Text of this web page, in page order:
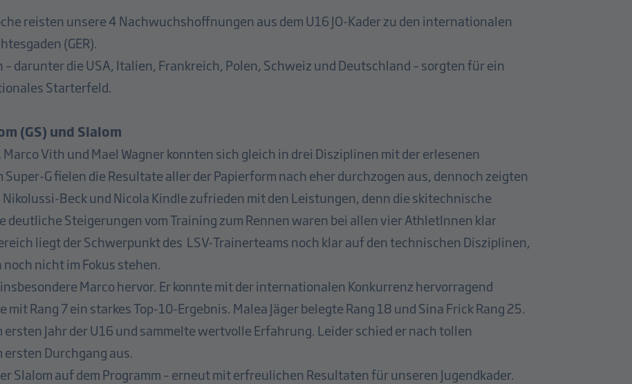
reisten unsere 4 Nachwuchshoffnungen aus dem U16 JO-Kader zu den internationalen
(GER).
darunter die USA, Italien, Frankreich, Polen, Schweiz und Deutschland – sorgten für ein
Starterfeld.
(GS) und Slalom
Marco Vith und Mael Wagner konnten sich gleich in drei Disziplinen mit der erlesenen
Super-G fielen die Resultate aller der Papierform nach eher durchzogen aus, dennoch zeigten
Beck und Nicola Kindle zufrieden mit den Leistungen, denn die skitechnische
deutliche Steigerungen vom Training zum Rennen waren bei allen vier AthletInnen klar
liegt der Schwerpunkt des LSV-Trainerteams noch klar auf den technischen Disziplinen,
nicht im Fokus stehen.
Marco hervor. Er konnte mit der internationalen Konkurrenz hervorragend
Rang 7 ein starkes Top-10-Ergebnis. Malea Jäger belegte Rang 18 und Sina Frick Rang 25.
ersten Jahr der U16 und sammelte wertvolle Erfahrung. Leider schied er nach tollen
Durchgang aus.
Slalom auf dem Programm – erneut mit erfreulichen Resultaten für unseren Jugendkader.